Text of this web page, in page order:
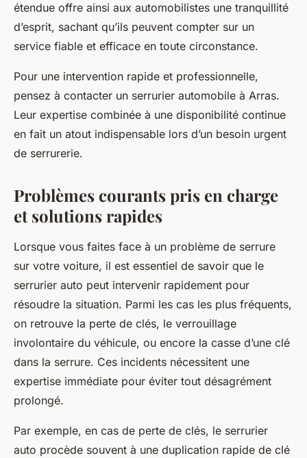
étendue offre ainsi aux automobilistes une tranquillité
d’esprit, sachant qu’ils peuvent compter sur un
service fiable et efficace en toute circonstance.
Pour une intervention rapide et professionnelle,
pensez à contacter un serrurier automobile à Arras.
Leur expertise combinée à une disponibilité continue
en fait un atout indispensable lors d’un besoin urgent
de serrurerie.
Problèmes courants pris en charge
et solutions rapides
Lorsque vous faites face à un problème de serrure
sur votre voiture, il est essentiel de savoir que le
serrurier auto peut intervenir rapidement pour
résoudre la situation. Parmi les cas les plus fréquents,
on retrouve la perte de clés, le verrouillage
involontaire du véhicule, ou encore la casse d’une clé
dans la serrure. Ces incidents nécessitent une
expertise immédiate pour éviter tout désagrément
prolongé.
Par exemple, en cas de perte de clés, le serrurier
auto procède souvent à une duplication rapide de clé